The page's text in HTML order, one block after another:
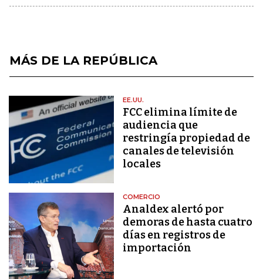
MÁS DE LA REPÚBLICA
EE.UU.
FCC elimina límite de
audiencia que
restringía propiedad de
canales de televisión
locales
COMERCIO
Analdex alertó por
demoras de hasta cuatro
días en registros de
importación